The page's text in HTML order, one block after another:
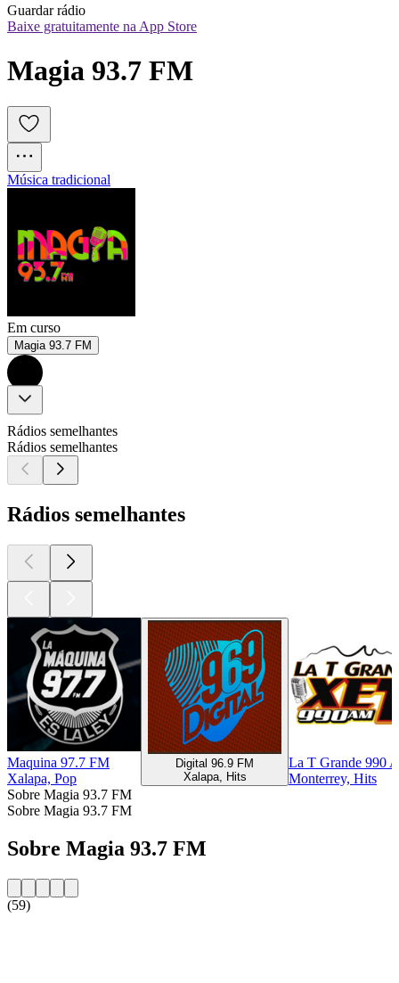
Guardar rádio
Baixe gratuitamente na App Store
Magia 93.7 FM
Música tradicional
Em curso
Magia 93.7 FM
Rádios semelhantes
Rádios semelhantes
Rádios semelhantes
Maquina 97.7 FM
Xalapa, Pop
Digital 96.9 FM
Xalapa, Hits
La T Grande 990
Monterrey, Hits
Sobre Magia 93.7 FM
Sobre Magia 93.7 FM
Sobre Magia 93.7 FM
(59)